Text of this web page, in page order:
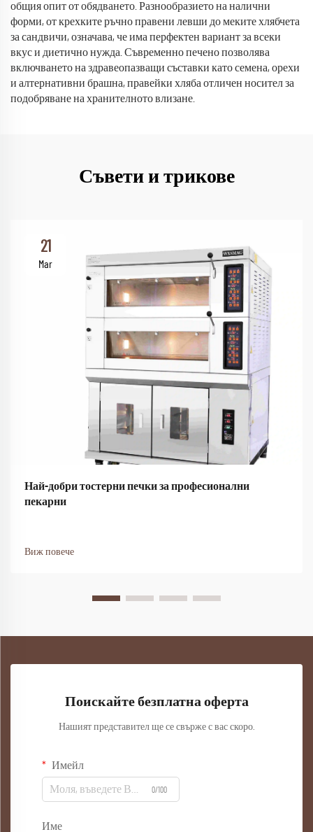
общия опит от обядването. Разнообразието на налични
форми, от крехките ръчно правени левши до меките хлябчета
за сандвичи, означава, че има перфектен вариант за всеки
вкус и диетично нужда. Съвременно печено позволява
включването на здравеопазващи съставки като семена, орехи
и алтернативни брашна, правейки хляба отличен носител за
подобряване на хранителното влизане.
Съвети и трикове
21
Mar
Най-добри тостерни печки за професионални
пекарни
Виж повече
Поискайте безплатна оферта
Нашият представител ще се свърже с вас скоро.
Имейл
0/100
Име